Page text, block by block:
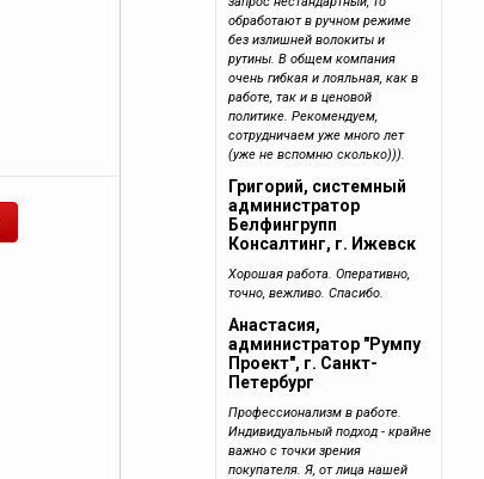
обработают в ручном режиме
без излишней волокиты и
рутины. В общем компания
очень гибкая и лояльная, как в
работе, так и в ценовой
политике. Рекомендуем,
сотрудничаем уже много лет
(уже не вспомню сколько))).
Григорий, системный
администратор
Белфингрупп
Консалтинг, г. Ижевск
Хорошая работа. Оперативно,
точно, вежливо. Спасибо.
Анастасия,
администратор "Румпу
Проект", г. Санкт-
Петербург
Профессионализм в работе.
Индивидуальный подход - крайне
важно с точки зрения
покупателя. Я, от лица нашей